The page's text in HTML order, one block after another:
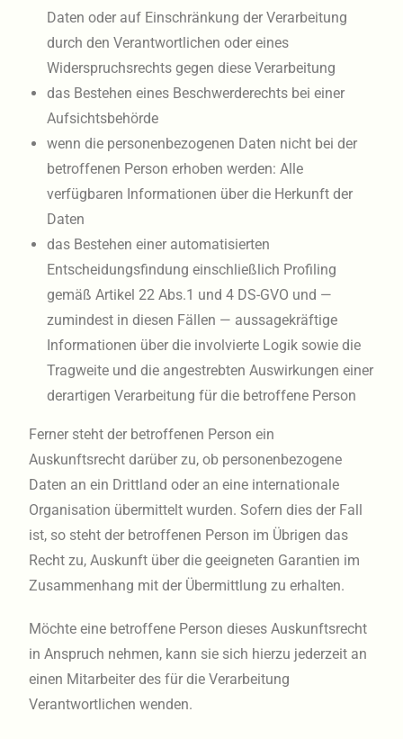
Daten oder auf Einschränkung der Verarbeitung
durch den Verantwortlichen oder eines
Widerspruchsrechts gegen diese Verarbeitung
das Bestehen eines Beschwerderechts bei einer
Aufsichtsbehörde
wenn die personenbezogenen Daten nicht bei der
betroffenen Person erhoben werden: Alle
verfügbaren Informationen über die Herkunft der
Daten
das Bestehen einer automatisierten
Entscheidungsfindung einschließlich Profiling
gemäß Artikel 22 Abs.1 und 4 DS-GVO und —
zumindest in diesen Fällen — aussagekräftige
Informationen über die involvierte Logik sowie die
Tragweite und die angestrebten Auswirkungen einer
derartigen Verarbeitung für die betroffene Person
Ferner steht der betroffenen Person ein
Auskunftsrecht darüber zu, ob personenbezogene
Daten an ein Drittland oder an eine internationale
Organisation übermittelt wurden. Sofern dies der Fall
ist, so steht der betroffenen Person im Übrigen das
Recht zu, Auskunft über die geeigneten Garantien im
Zusammenhang mit der Übermittlung zu erhalten.
Möchte eine betroffene Person dieses Auskunftsrecht
in Anspruch nehmen, kann sie sich hierzu jederzeit an
einen Mitarbeiter des für die Verarbeitung
Verantwortlichen wenden.